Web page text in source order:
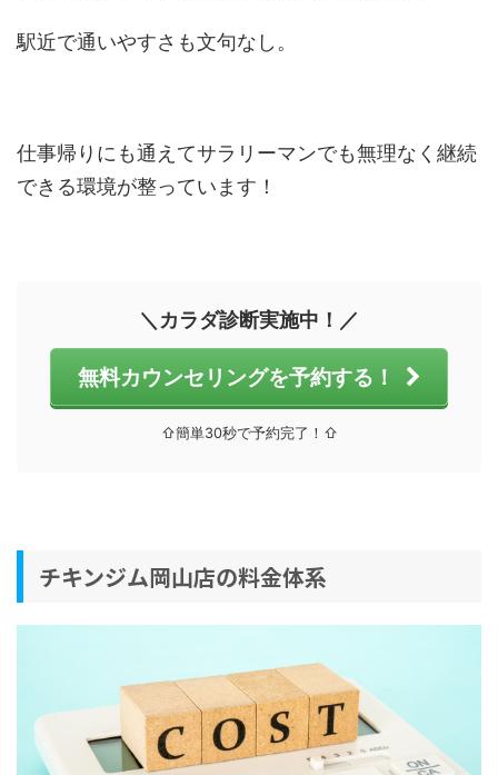
駅近で通いやすさも文句なし。
仕事帰りにも通えてサラリーマンでも無理なく継続
できる環境が整っています！
＼カラダ診断実施中！／
無料カウンセリングを予約する！
⇧簡単30秒で予約完了！⇧
チキンジム岡山店の料金体系